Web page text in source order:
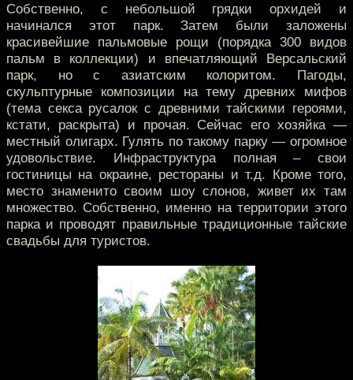
Собственно, с небольшой грядки орхидей и
начинался этот парк. Затем были заложены
красивейшие пальмовые рощи (порядка 300 видов
пальм в коллекции) и впечатляющий Версальский
парк, но с азиатским колоритом. Пагоды,
скульптурные композиции на тему древних мифов
(тема секса русалок с древними тайскими героями,
кстати, раскрыта) и прочая. Сейчас его хозяйка —
местный олигарх. Гулять по такому парку — огромное
удовольствие. Инфраструктура полная – свои
гостиницы на окраине, рестораны и т.д. Кроме того,
место знаменито своим шоу слонов, живет их там
множество. Собственно, именно на территории этого
парка и проводят правильные традиционные тайские
свадьбы для туристов.